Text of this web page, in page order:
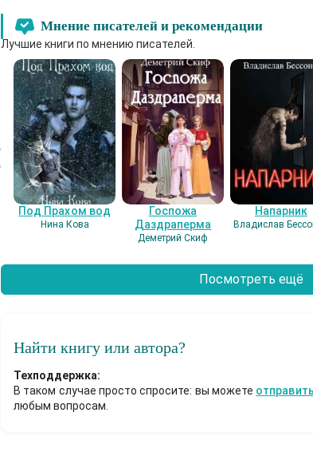
Мнение писателей и рекомендации
Лучшие книги по мнению писателей.
Под Прахом вод
Нина Кова
Госпожа
Даздраперма
Деметрий Скиф
Напарник
Владислав
Посмотреть ещё
Найти книгу или автора?
Техподдержка:
В таком случае просто спросите: вы можете
любым вопросам.